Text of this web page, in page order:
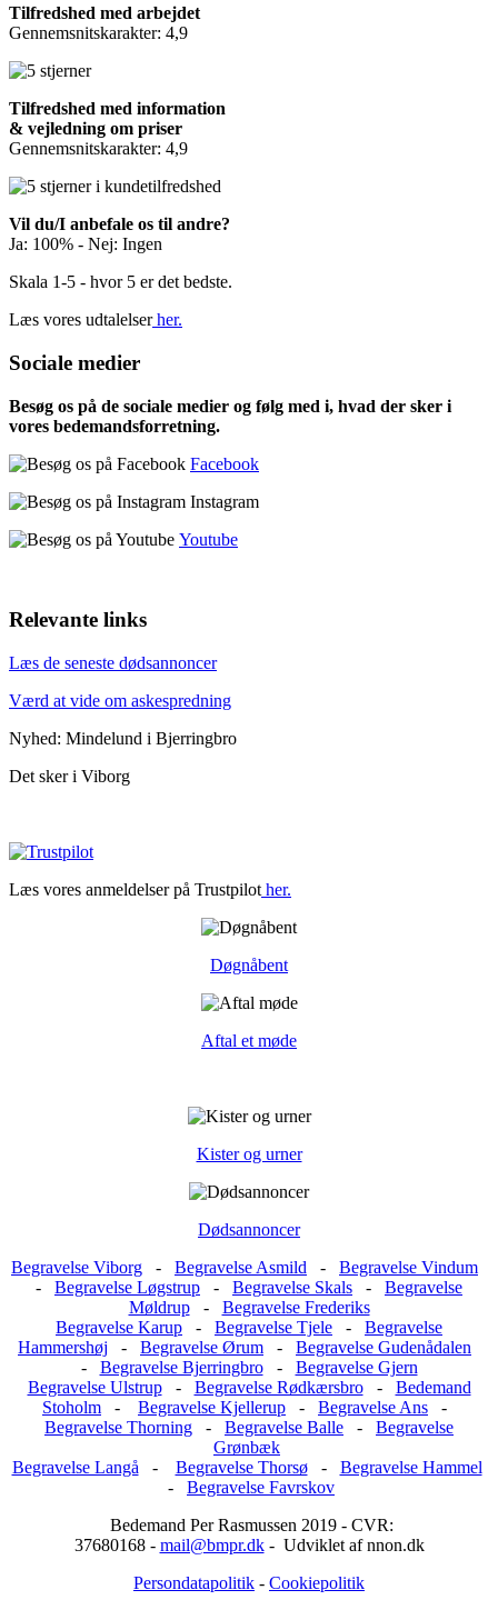
Tilfredshed med arbejdet
Gennemsnitskarakter: 4,9
Tilfredshed med information
& vejledning om priser
Gennemsnitskarakter: 4,9
Vil du/I anbefale os til andre?
Ja: 100% - Nej: Ingen
Skala 1-5 - hvor 5 er det bedste.
Læs vores udtalelserher.
Sociale medier
Besøg os på de sociale medier og følg med i, hvad der sker i
vores bedemandsforretning.
Facebook
Instagram
Youtube
Relevante links
Læs de seneste dødsannoncer
Værd at vide om askespredning
Nyhed: Mindelund i Bjerringbro
Det sker i Viborg
Læs vores anmeldelser på Trustpilot her.
Døgnåbent
Aftal et møde
Kister og urner
Dødsannoncer
Begravelse Viborg - Begravelse Asmild - Begravelse Vindum
- Begravelse Løgstrup - Begravelse Skals - Begravelse
Møldrup- Begravelse Frederiks
Begravelse Karup - Begravelse Tjele - Begravelse
Hammershøj - Begravelse Ørum - Begravelse Gudenådalen
- Begravelse Bjerringbro- Begravelse Gjern
Begravelse Ulstrup- Begravelse Rødkærsbro- Bedemand
Stoholm - Begravelse Kjellerup - Begravelse Ans -
Begravelse Thorning - Begravelse Balle - Begravelse
Grønbæk
Begravelse Langå - Begravelse Thorsø- Begravelse Hammel
- Begravelse Favrskov
Bedemand Per Rasmussen 2019 - CVR:
37680168 - mail@bmpr.dk- Udviklet af nnon.dk
Persondatapolitik - Cookiepolitik